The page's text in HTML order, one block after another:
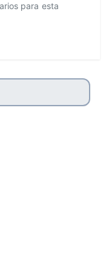
para esta